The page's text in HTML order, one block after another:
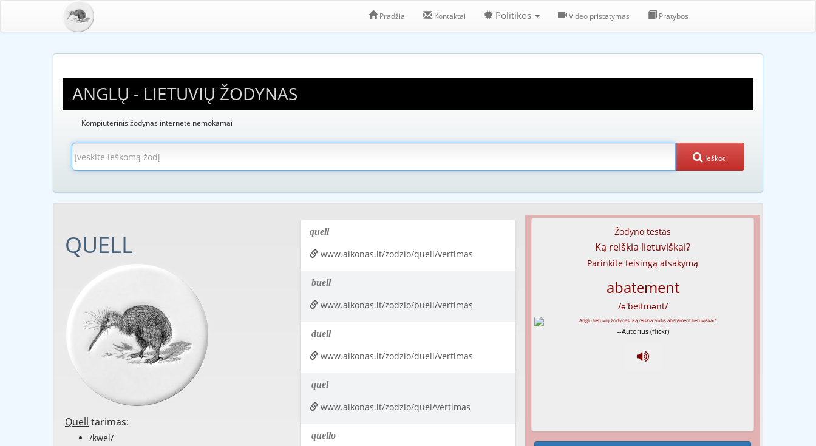
Pradžia Kontaktai Politikos Video pristatymas Pratybos
ANGLŲ - LIETUVIŲ ŽODYNAS
Kompiuterinis žodynas internete nemokamai
Ieškoti
QUELL
Quell tarimas:
/kwel/
quell
www.alkonas.lt/zodzio/quell/vertimas
buell
www.alkonas.lt/zodzio/buell/vertimas
duell
www.alkonas.lt/zodzio/duell/vertimas
quel
www.alkonas.lt/zodzio/quel/vertimas
quello
Žodyno testas
Ką reiškia lietuviškai?
Parinkite teisingą atsakymą
abatement
/ə'beitmənt/
--Autorius (flickr)